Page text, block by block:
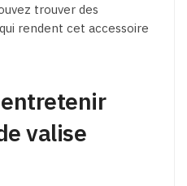
trouver des
rendent cet accessoire
valise